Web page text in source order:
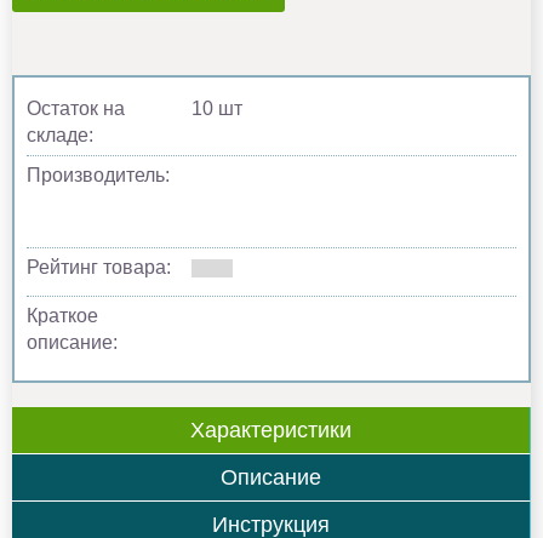
Остаток на
складе:
10 шт
Производитель:
Рейтинг товара:
Краткое
описание:
Характеристики
Описание
Инструкция